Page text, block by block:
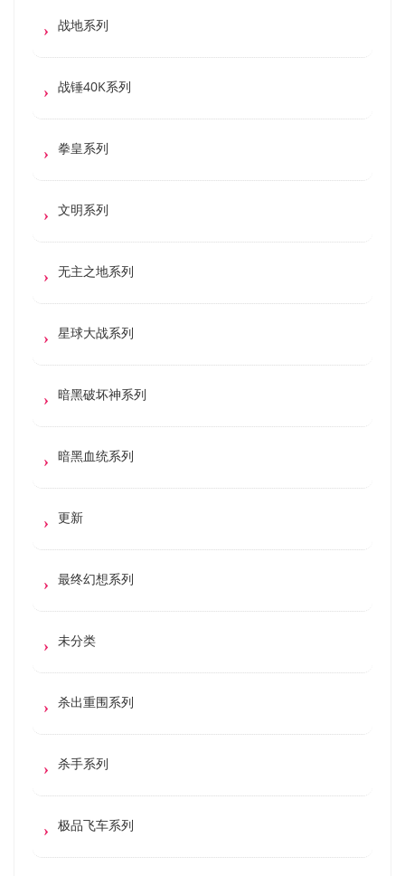
战地系列
战锤40K系列
拳皇系列
文明系列
无主之地系列
星球大战系列
暗黑破坏神系列
暗黑血统系列
更新
最终幻想系列
未分类
杀出重围系列
杀手系列
极品飞车系列